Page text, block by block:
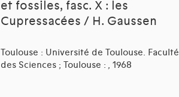
et fossiles, fasc. X : les
Cupressacées / H. Gaussen
Toulouse : Université de Toulouse. Faculté
des Sciences ; Toulouse : , 1968